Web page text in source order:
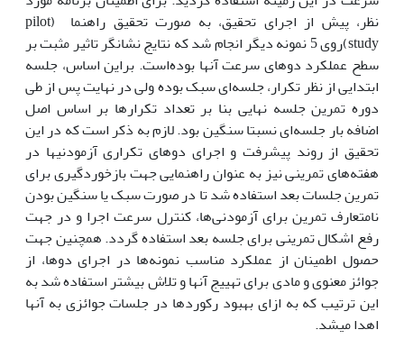
نظر، پیش از اجرای تحقیق، به صورت تحقیق راهنما (pilot
study)روی 5 نمونه دیگر انجام شد که نتایج نشانگر تاثیر مثبت بر
سطح عملکرد دوهای سرعت آنها بوده‌است. براین اساس، جلسه
ابتدایی از نظر تکرار، جلسه‌ای سبک بوده ولی در نهایت پس از طی
دوره تمرین جلسه نهایی بنا بر تعداد تکرارها بر اساس اصل
اضافه بار جلسه‌ای نسبتا سنگین بود. لازم به ذکر است که در این
تحقیق از روند پیشرفت و اجرای دوهای تکراری آزمودنی‎ها در
هفته‌های تمرینی نیز به عنوان راهنمایی جهت بازخوردگیری برای
تمرین جلسات بعد استفاده شد تا در صورت سبک یا سنگین بودن
نامتعارف تمرین برای آزمودنی‌ها، کنترل سرعت اجرا و در جهت
رفع اشکال تمرینی برای جلسه بعد استفاده گردد. همچنین جهت
حصول اطمینان از عملکرد مناسب نمونه‌ها در اجرای دوها، از
جوائز معنوی و مادی برای تهییج آن‏ها و تلاش بیشتر استفاده شد به
این ترتیب که به ازای بهبود رکوردها در جلسات جوائزی به آن‏ها
اهدا می‏شد.